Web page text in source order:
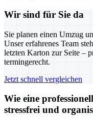
Wir sind für Sie da
Sie planen einen Umzug
Unser erfahrenes Team
letzten Karton zur Seite –
termingerecht.
Jetzt schnell vergleichen
Wie eine
stressfrei und